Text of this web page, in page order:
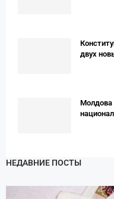
двух
Молдова
НЕДАВНИЕ ПОСТЫ